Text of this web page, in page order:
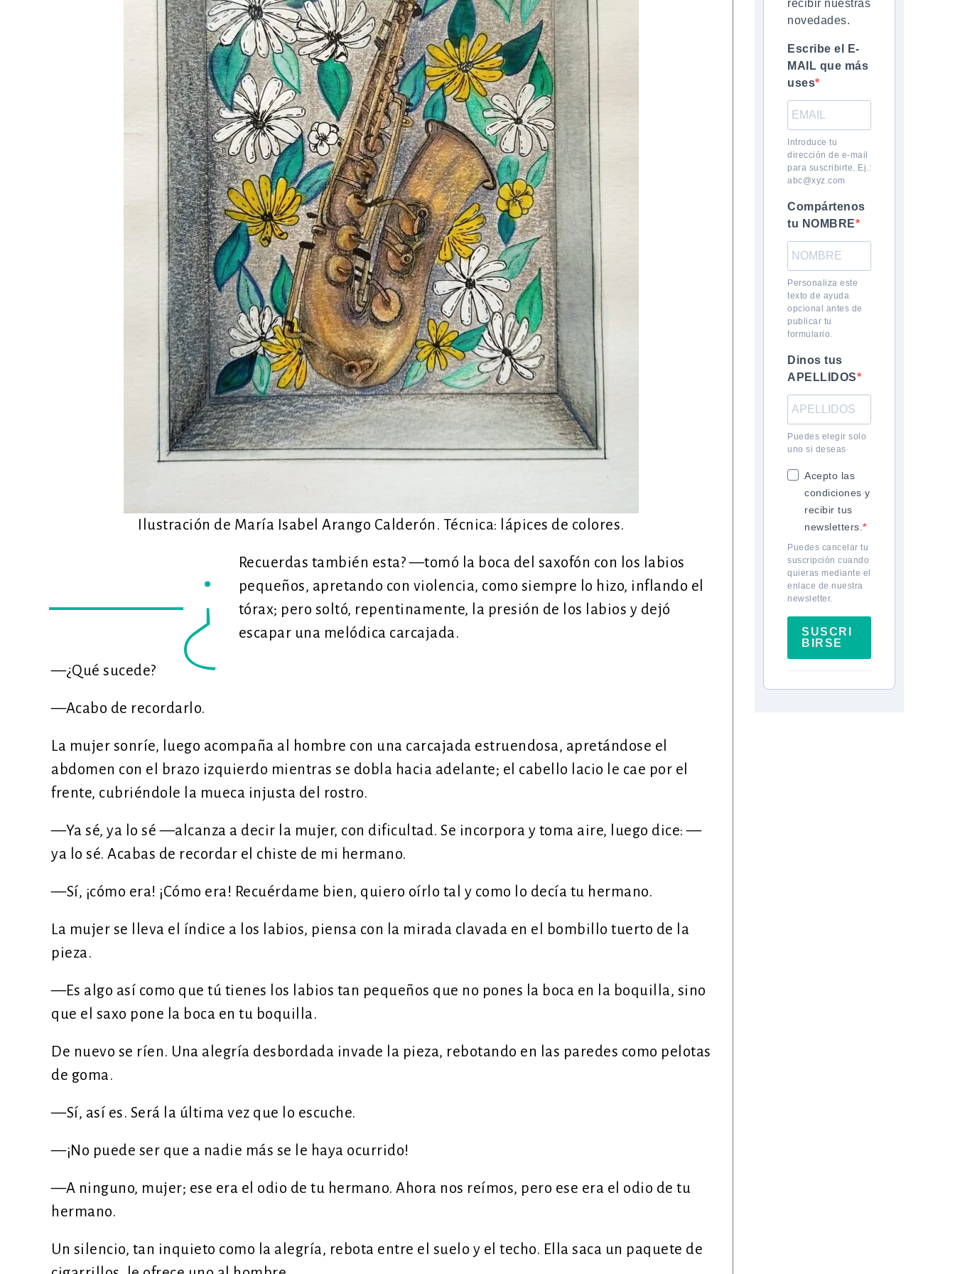
Ilustración de María Isabel Arango Calderón. Técnica: lápices de colores.
—¿
Recuerdas también esta? —tomó la boca del saxofón con los labios
pequeños, apretando con violencia, como siempre lo hizo, inflando el
tórax; pero soltó, repentinamente, la presión de los labios y dejó
escapar una melódica carcajada.
—¿Qué sucede?
—Acabo de recordarlo.
La mujer sonríe, luego acompaña al hombre con una carcajada estruendosa, apretándose el
abdomen con el brazo izquierdo mientras se dobla hacia adelante; el cabello lacio le cae por el
frente, cubriéndole la mueca injusta del rostro.
—Ya sé, ya lo sé —alcanza a decir la mujer, con dificultad. Se incorpora y toma aire, luego dice: —
ya lo sé. Acabas de recordar el chiste de mi hermano.
—Sí, ¡cómo era! ¡Cómo era! Recuérdame bien, quiero oírlo tal y como lo decía tu hermano.
La mujer se lleva el índice a los labios, piensa con la mirada clavada en el bombillo tuerto de la
pieza.
—Es algo así como que tú tienes los labios tan pequeños que no pones la boca en la boquilla, sino
que el saxo pone la boca en tu boquilla.
De nuevo se ríen. Una alegría desbordada invade la pieza, rebotando en las paredes como pelotas
de goma.
—Sí, así es. Será la última vez que lo escuche.
—¡No puede ser que a nadie más se le haya ocurrido!
—A ninguno, mujer; ese era el odio de tu hermano. Ahora nos reímos, pero ese era el odio de tu
hermano.
Un silencio, tan inquieto como la alegría, rebota entre el suelo y el techo. Ella saca un paquete de
recibir nuestras
novedades.
Escribe el E-
MAIL que más
uses
Introduce tu
dirección de e-mail
para suscribirte. Ej.:
abc@xyz.com
Compártenos
tu NOMBRE
Personaliza este
texto de ayuda
opcional antes de
publicar tu
formulario.
Dinos tus
APELLIDOS
Puedes elegir solo
uno si deseas
Acepto las
condiciones y
recibir tus
newsletters.
Puedes cancelar tu
suscripción cuando
quieras mediante el
enlace de nuestra
newsletter.
SUSCRI
BIRSE